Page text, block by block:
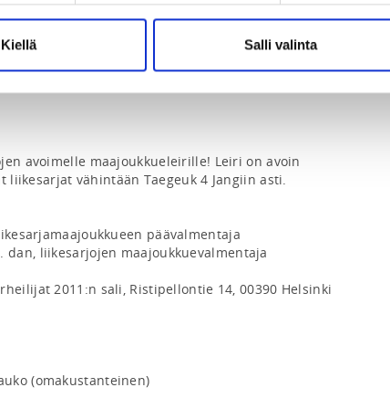
Kiellä Salli valinta
avoimelle maajoukkueleirille! Leiri on avoin
liikesarjat vähintään Taegeuk 4 Jangiin asti.
päävalmentaja
dan, liikesarjojen maajoukkuevalmentaja
2011:n sali, Ristipellontie 14, 00390 Helsinki
(omakustanteinen)